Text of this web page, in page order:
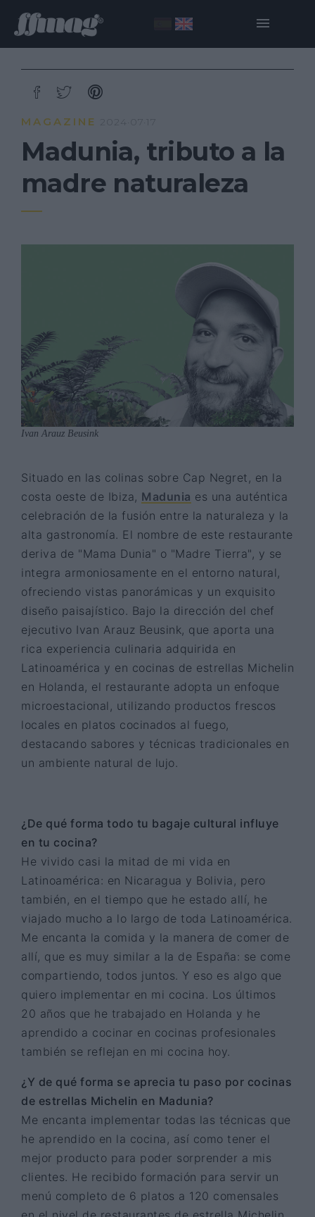
MAGAZINE 2024·07·17
Madunia, tributo a la
madre naturaleza
Ivan Arauz Beusink
Situado en las colinas sobre Cap Negret, en la
costa oeste de Ibiza, Madunia es una auténtica
celebración de la fusión entre la naturaleza y la
alta gastronomía. El nombre de este restaurante
deriva de "Mama Dunia" o "Madre Tierra", y se
integra armoniosamente en el entorno natural,
ofreciendo vistas panorámicas y un exquisito
diseño paisajístico. Bajo la dirección del chef
ejecutivo Ivan Arauz Beusink, que aporta una
rica experiencia culinaria adquirida en
Latinoamérica y en cocinas de estrellas Michelin
en Holanda, el restaurante adopta un enfoque
microestacional, utilizando productos frescos
locales en platos cocinados al fuego,
destacando sabores y técnicas tradicionales en
un ambiente natural de lujo.
¿De qué forma todo tu bagaje cultural influye
en tu cocina?
He vivido casi la mitad de mi vida en
Latinoamérica: en Nicaragua y Bolivia, pero
también, en el tiempo que he estado allí, he
viajado mucho a lo largo de toda Latinoamérica.
Me encanta la comida y la manera de comer de
allí, que es muy similar a la de España: se come
compartiendo, todos juntos. Y eso es algo que
quiero implementar en mi cocina. Los últimos
20 años que he trabajado en Holanda y he
aprendido a cocinar en cocinas profesionales
también se reflejan en mi cocina hoy.
¿Y de qué forma se aprecia tu paso por cocinas
de estrellas Michelin en Madunia?
Me encanta implementar todas las técnicas que
he aprendido en la cocina, así como tener el
mejor producto para poder sorprender a mis
clientes. He recibido formación para servir un
menú completo de 6 platos a 120 comensales